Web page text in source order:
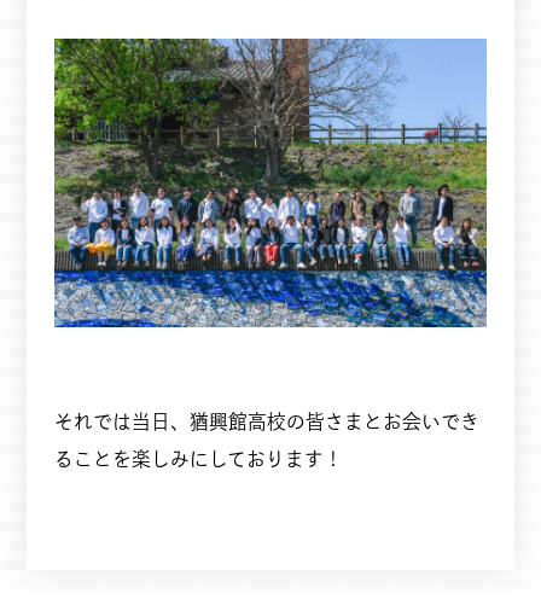
それでは当日、猶興館高校の皆さまとお会いでき
ることを楽しみにしております！